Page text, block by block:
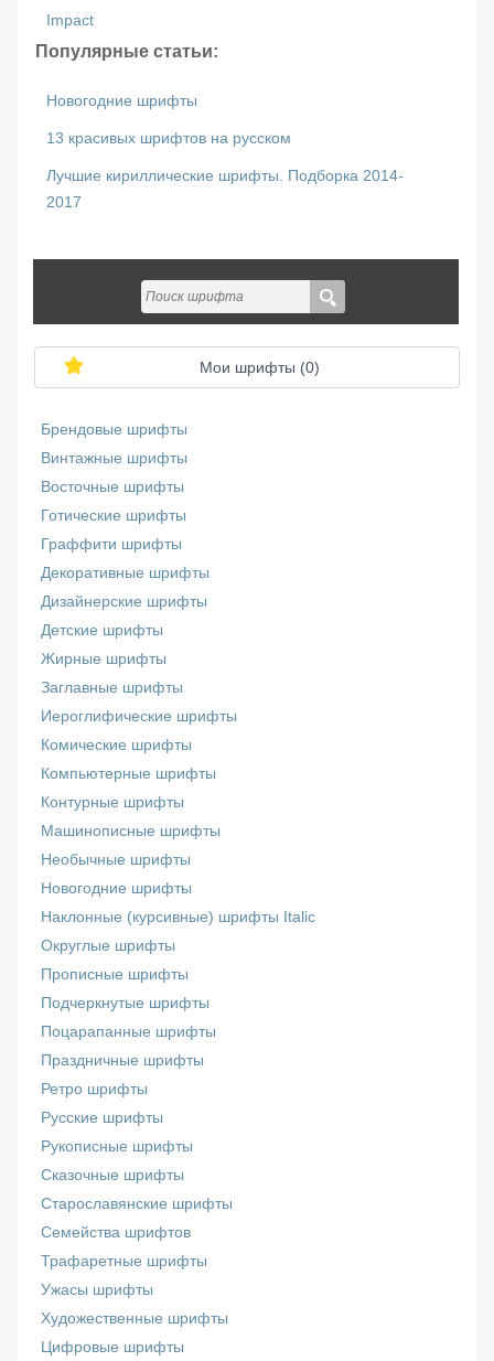
Impact
Популярные статьи:
Новогодние шрифты
13 красивых шрифтов на русском
Лучшие кириллические шрифты. Подборка 2014-
2017
Мои шрифты (0)
Брендовые шрифты
Винтажные шрифты
Восточные шрифты
Готические шрифты
Граффити шрифты
Декоративные шрифты
Дизайнерские шрифты
Детские шрифты
Жирные шрифты
Заглавные шрифты
Иероглифические шрифты
Комические шрифты
Компьютерные шрифты
Контурные шрифты
Машинописные шрифты
Необычные шрифты
Новогодние шрифты
Наклонные (курсивные) шрифты Italic
Округлые шрифты
Прописные шрифты
Подчеркнутые шрифты
Поцарапанные шрифты
Праздничные шрифты
Ретро шрифты
Русские шрифты
Рукописные шрифты
Сказочные шрифты
Старославянские шрифты
Семейства шрифтов
Трафаретные шрифты
Ужасы шрифты
Художественные шрифты
Цифровые шрифты